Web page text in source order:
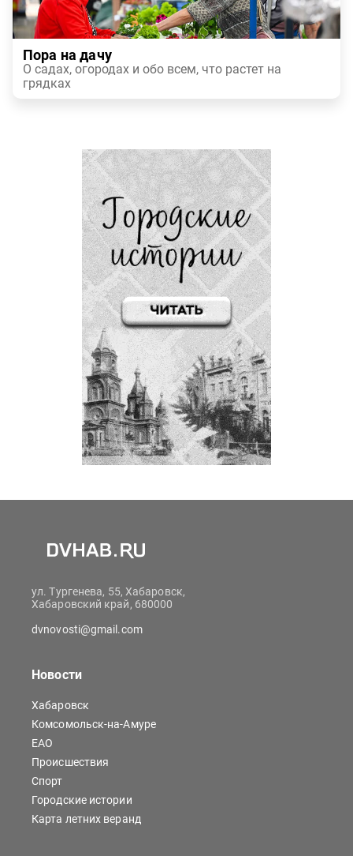
Пора на дачу
О садах, огородах и обо всем, что растет на
грядках
ул. Тургенева, 55, Хабаровск,
Хабаровский край, 680000
dvnovosti@gmail.com
Новости
Хабаровск
Комсомольск-на-Амуре
ЕАО
Происшествия
Спорт
Городские истории
Карта летних веранд